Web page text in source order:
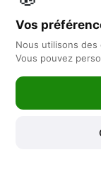
Nos services
Newsletter
Vos
Nous utilisons
Vous pouvez